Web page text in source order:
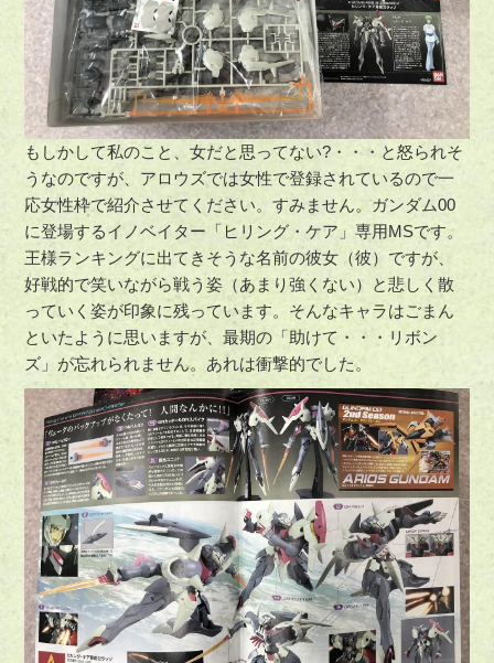
もしかして私のこと、女だと思ってない?・・・と怒られそ
うなのですが、アロウズでは女性で登録されているので一
応女性枠で紹介させてください。すみません。ガンダム00
に登場するイノベイター「ヒリング・ケア」専用MSです。
王様ランキングに出てきそうな名前の彼女（彼）ですが、
好戦的で笑いながら戦う姿（あまり強くない）と悲しく散
っていく姿が印象に残っています。そんなキャラはごまん
といたように思いますが、最期の「助けて・・・リボン
ズ」が忘れられません。あれは衝撃的でした。